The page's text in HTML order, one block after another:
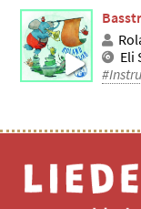
Eli